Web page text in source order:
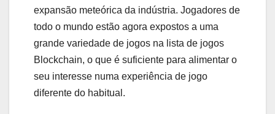
expansão meteórica da indústria. Jogadores de
todo o mundo estão agora expostos a uma
grande variedade de jogos na lista de jogos
Blockchain, o que é suficiente para alimentar o
seu interesse numa experiência de jogo
diferente do habitual.